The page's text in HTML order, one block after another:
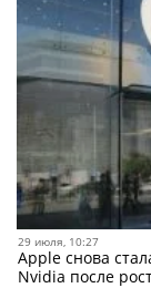
29 июля, 10:27
Apple снова
Nvidia после